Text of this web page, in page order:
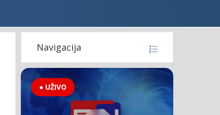
Navigacija
● UŽIVO